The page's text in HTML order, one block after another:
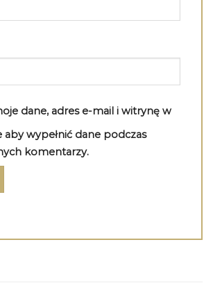
dane, adres e-mail i witrynę w
aby wypełnić dane podczas
komentarzy.